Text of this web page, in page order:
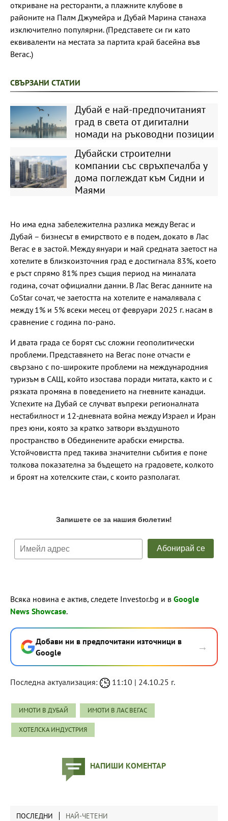
откриване на ресторанти, а плажните клубове в
районите на Палм Джумейра и Дубай Марина станаха
изключително популярни. (Представете си ги като
еквиваленти на местата за партита край басейна във
Вегас.)
СВЪРЗАНИ СТАТИИ
Дубай е най-предпочитаният
град в света от дигитални
номади на ръководни позиции
Дубайски строителни
компании със свръхпечалба у
дома поглеждат към Сидни и
Маями
Но има една забележителна разлика между Вегас и
Дубай – бизнесът в емирството е в подем, докато в Лас
Вегас е в застой. Между януари и май средната заетост на
хотелите в близкоизточния град е достигнала 83%, което
е ръст спрямо 81% през същия период на миналата
година, сочат официални данни. В Лас Вегас данните на
CoStar сочат, че заетостта на хотелите е намалявала с
между 1% и 5% всеки месец от февруари 2025 г. насам в
сравнение с година по-рано.
И двата града се борят със сложни геополитически
проблеми. Представянето на Вегас поне отчасти е
свързано с по-широките проблеми на международния
туризъм в САЩ, който изостава поради митата, както и с
рязката промяна в поведението на гневните канадци.
Успехите на Дубай се случват въпреки регионалната
нестабилност и 12-дневната война между Израел и Иран
през юни, която за кратко затвори въздушното
пространство в Обединените арабски емирства.
Устойчовистта пред такива значителни събития е поне
толкова показателна за бъдещето на градовете, колкото
и броят на хотелските стаи, с които разполагат.
Всяка новина е актив, следете Investor.bg и в Google
News Showcase.
Добави ни в предпочитани източници в
Google
→
Последна актуализация: 11:10 | 24.10.25 г.
ИМОТИ В ДУБАЙ ИМОТИ В ЛАС ВЕГАС
ХОТЕЛСКА ИНДУСТРИЯ
НАПИШИ КОМЕНТАР
ПОСЛЕДНИ НАЙ-ЧЕТЕНИ